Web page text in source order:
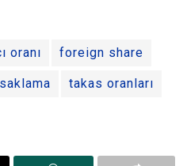
oranı foreign share
takas oranları